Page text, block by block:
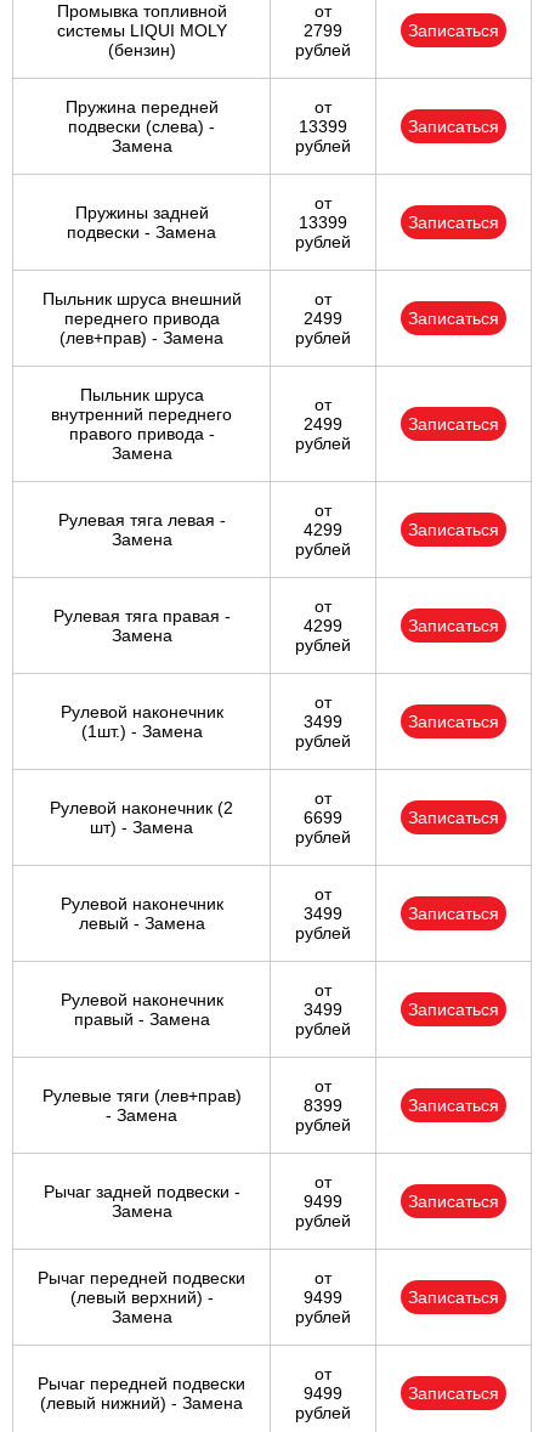
Промывка топливной
системы LIQUI MOLY
(бензин)
от
2799
рублей
Записаться
Пружина передней
подвески (слева) -
Замена
от
13399
рублей
Записаться
Пружины задней
подвески - Замена
от
13399
рублей
Записаться
Пыльник шруса внешний
переднего привода
(лев+прав) - Замена
от
2499
рублей
Записаться
Пыльник шруса
внутренний переднего
правого привода -
Замена
от
2499
рублей
Записаться
Рулевая тяга левая -
Замена
от
4299
рублей
Записаться
Рулевая тяга правая -
Замена
от
4299
рублей
Записаться
Рулевой наконечник
(1шт.) - Замена
от
3499
рублей
Записаться
Рулевой наконечник (2
шт) - Замена
от
6699
рублей
Записаться
Рулевой наконечник
левый - Замена
от
3499
рублей
Записаться
Рулевой наконечник
правый - Замена
от
3499
рублей
Записаться
Рулевые тяги (лев+прав)
- Замена
от
8399
рублей
Записаться
Рычаг задней подвески -
Замена
от
9499
рублей
Записаться
Рычаг передней подвески
(левый верхний) -
Замена
от
9499
рублей
Записаться
Рычаг передней подвески
(левый нижний) - Замена
от
9499
рублей
Записаться